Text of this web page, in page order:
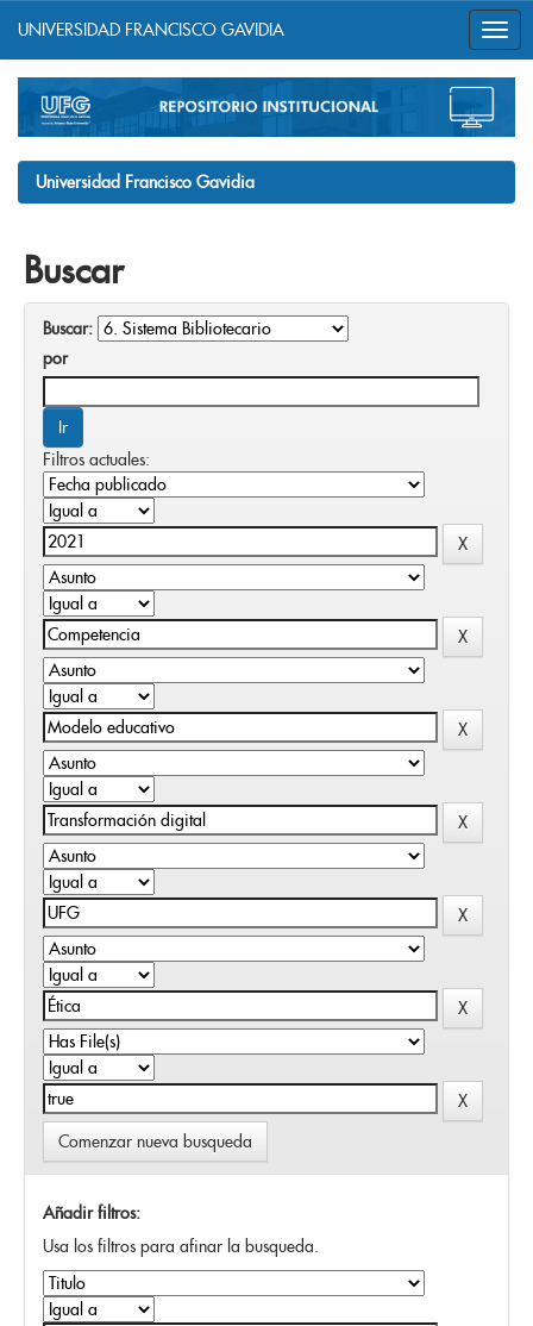
navigation
UNIVERSIDAD FRANCISCO GAVIDIA
Universidad Francisco Gavidia
Buscar
Buscar:
por
Filtros actuales:
Comenzar nueva busqueda
Añadir filtros:
Usa los filtros para afinar la busqueda.